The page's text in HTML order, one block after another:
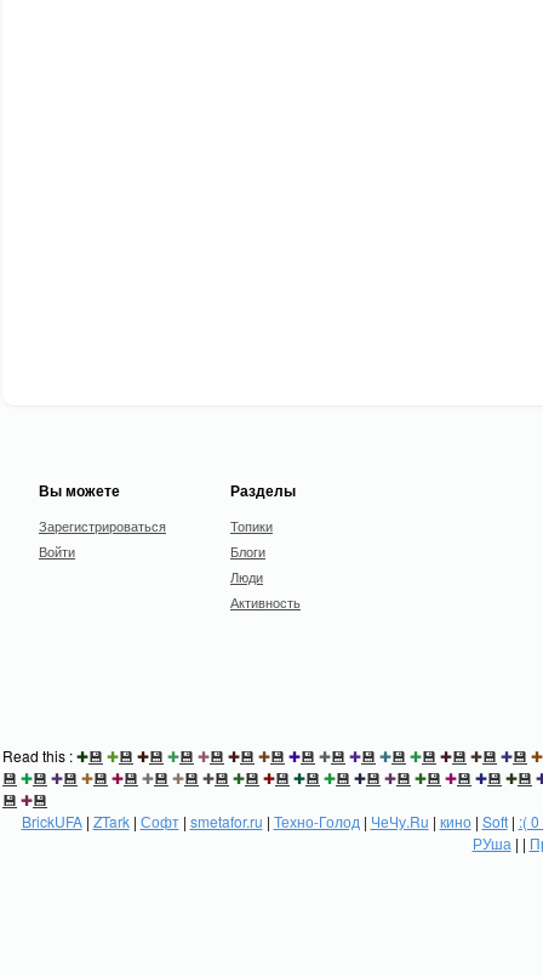
Вы можете
Зарегистрироваться
Войти
Разделы
Топики
Блоги
Люди
Активность
Read this :✚💾 ✚💾 ✚💾 ✚💾 ✚💾 ✚💾 ✚💾 ✚💾 ✚💾 ✚💾 ✚💾 ✚💾 ✚💾 ✚💾 ✚💾 ✚
💾 ✚💾 ✚💾 ✚💾 ✚💾 ✚💾 ✚💾 ✚💾 ✚💾 ✚💾 ✚💾 ✚💾 ✚💾 ✚💾 ✚💾 ✚💾 ✚💾 ✚💾
💾 ✚💾
BrickUFA| ZTark| Софт| smetafor.ru | Техно-Голод | ЧеЧу.Ru | кино| Soft| :(
РУша | |